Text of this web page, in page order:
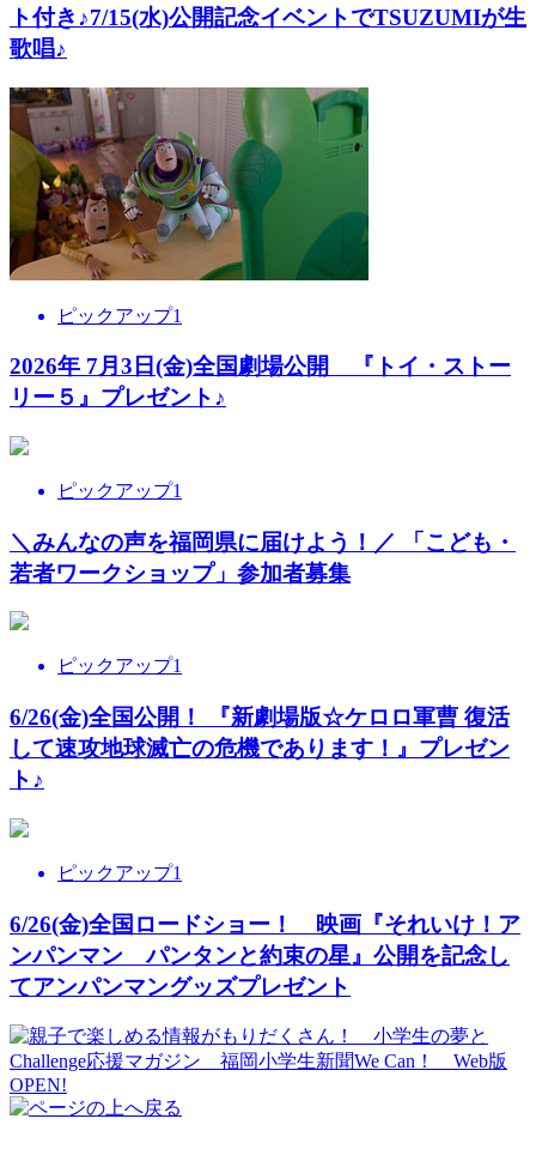
ト付き♪7/15(水)公開記念イベントでTSUZUMIが生
歌唱♪
ピックアップ1
2026年 7月3日(金)全国劇場公開 『トイ・ストー
リー５』プレゼント♪
ピックアップ1
＼みんなの声を福岡県に届けよう！／ 「こども・
若者ワークショップ」参加者募集
ピックアップ1
6/26(金)全国公開！ 『新劇場版☆ケロロ軍曹 復活
して速攻地球滅亡の危機であります！』プレゼン
ト♪
ピックアップ1
6/26(金)全国ロードショー！ 映画『それいけ！ア
ンパンマン パンタンと約束の星』公開を記念し
てアンパンマングッズプレゼント